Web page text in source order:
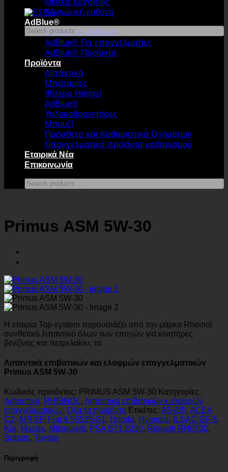
Search
products
Κοινωνική ευθύνη
AdBlue®
Τι είναι το AdBlue®
AdBlue® Για επαγγελματίες
AdBlue® Προϊόντα
Προϊόντα
Λιπαντικά
Μπαταρίες
Φίλτρα Hengst
AdBlue®
Υαλοκαθαριστήρες
Μπουζί
Πρόσθετα και Καθαριστικά Οχημάτων
Επαγγελματικά προϊόντα καθαρισμού
Εταιρικά Νέα
Επικοινωνία
Search
products
Primus ASM 5W-30
Η εταιρία Top-system παρουσιάζει από την μάρκα Rheinol
συνθετικό λιπαντικό όλων των εποχών για κινητήρες
βενζίνης και πετρελαίου, τα
Λιπαντικά επιβατικών και ελαφρών επαγγελματικών
Primus ASM 5W-30
Κωδικός προϊόντος: PRIMUS ASM 5W-30 Κατηγορίες:
Λιπαντικά, RHEINOL, Λιπαντικά επιβατικών κ ελαφρών
επαγγελματικών, Ολα τα προϊόντα Ετικέτες: A5-/B5, ACEA
C2, API SP, Fiat 9.55535-S1, Honda, Hyundai, ILSAC GF-5,
Kia, Mazda, Mitsubishi, PSA B71 2290, Renault RN0700,
Subaru, Toyota
Περιγραφή